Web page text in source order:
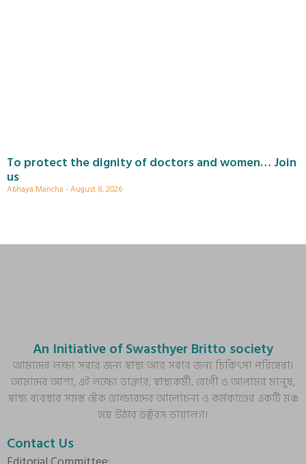
To protect the dignity of doctors and women… Join
us
Abhaya Mancha August 8, 2026
An Initiative of Swasthyer Britto society
আমাদের লক্ষ্য সবার জন্য স্বাস্থ্য আর সবার জন্য চিকিৎসা পরিষেবা।
আমাদের আশা, এই লক্ষ্যে ডাক্তার, স্বাস্থ্যকর্মী, রোগী ও আপামর মানুষ,
স্বাস্থ্য ব্যবস্থার সমস্ত স্টেক হোল্ডারদের আলোচনা ও কর্মকাণ্ডের একটি মঞ্চ
হয়ে উঠবে ডক্টরস ডায়ালগ।
Contact Us